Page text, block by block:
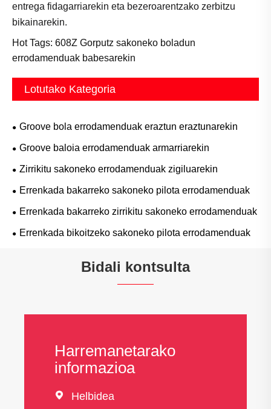
entrega fidagarriarekin eta bezeroarentzako zerbitzu
bikainarekin.
Hot Tags: 608Z Gorputz sakoneko boladun
errodamenduak babesarekin
Lotutako Kategoria
Groove bola errodamenduak eraztun eraztunarekin
Groove baloia errodamenduak armarriarekin
Zirrikitu sakoneko errodamenduak zigiluarekin
Errenkada bakarreko sakoneko pilota errodamenduak
Errenkada bakarreko zirrikitu sakoneko errodamenduak
Errenkada bikoitzeko sakoneko pilota errodamenduak
Bidali kontsulta
Harremanetarako
informazioa
 Helbidea